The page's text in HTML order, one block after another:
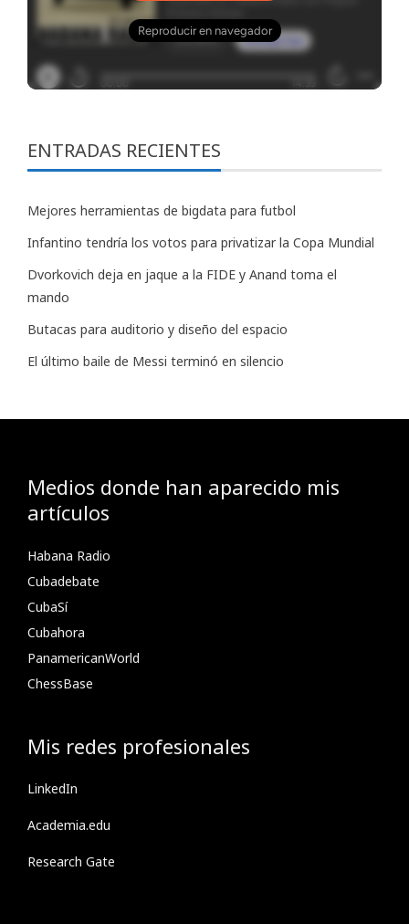
ENTRADAS RECIENTES
Mejores herramientas de bigdata para futbol
Infantino tendría los votos para privatizar la Copa Mundial
Dvorkovich deja en jaque a la FIDE y Anand toma el
mando
Butacas para auditorio y diseño del espacio
El último baile de Messi terminó en silencio
Medios donde han aparecido mis
artículos
Habana Radio
Cubadebate
CubaSí
Cubahora
PanamericanWorld
ChessBase
Mis redes profesionales
LinkedIn
Academia.edu
Research Gate